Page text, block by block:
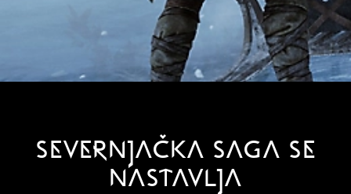
SEVERNJAČKA SAGA SE
NASTAVLJA